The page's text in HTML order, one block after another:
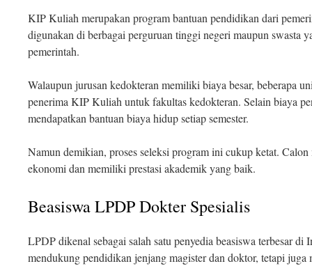
KIP Kuliah merupakan program bantuan pendidikan dari
digunakan di berbagai perguruan tinggi negeri maupun swasta
pemerintah.
Walaupun jurusan kedokteran memiliki biaya besar, beberapa
penerima KIP Kuliah untuk fakultas kedokteran. Selain biaya
mendapatkan bantuan biaya hidup setiap semester.
Namun demikian, proses seleksi program ini cukup ketat. Calon
ekonomi dan memiliki prestasi akademik yang baik.
Beasiswa LPDP Dokter Spesialis
LPDP dikenal sebagai salah satu penyedia beasiswa terbesar
mendukung pendidikan jenjang magister dan doktor, tetapi juga